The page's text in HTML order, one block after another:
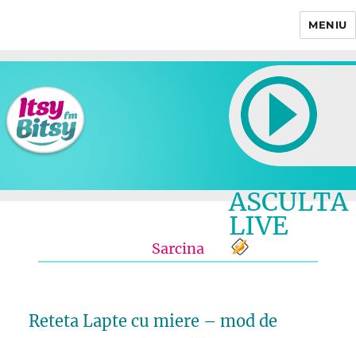
MENIU
ASCULTA
LIVE
Sarcina
Reteta Lapte cu miere – mod de